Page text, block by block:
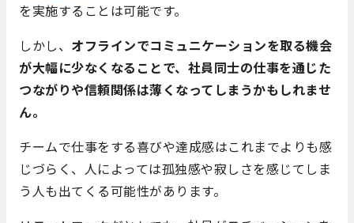
を実施することは可能です。
しかし、 オフラインでコミュニケーションを取る機会
が大幅に少なくなることで、 社員同士の仕事を通じた
つながりや信頼関係は薄くなってしまうかもしれませ
ん。
チームで仕事をする喜びや達成感はこれまでよりも感
じづらく、人によっては孤独感や寂しさを感じてしま
う人も出てくる可能性があります。